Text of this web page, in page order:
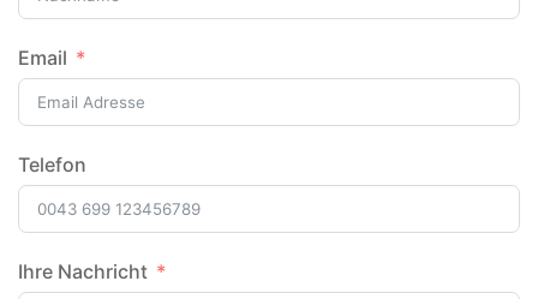
Email
Telefon
Ihre Nachricht